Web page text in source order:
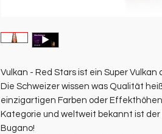
Vulkan - Red Stars ist ein Super Vulkan
Die Schweizer wissen was Qualität
einzigartigen Farben oder
Kategorie und weltweit bekannt ist
Bugano!